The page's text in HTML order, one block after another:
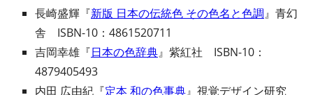
長崎盛輝『新版 日本の伝統色 その色名と色調』青幻
舎 ISBN-10：4861520711
吉岡幸雄『日本の色辞典』紫紅社 ISBN-10：
4879405493
内田 広由紀『定本 和の色事典』視覚デザイン研究